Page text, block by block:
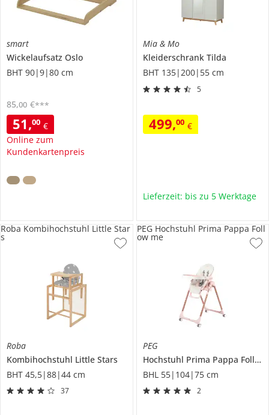
smart
Wickelaufsatz Oslo
BHT 90|9|80 cm
51,00 €
Online zum
Kundenkartenpreis
85,00 €***
Mia & Mo
Kleiderschrank Tilda
BHT 135|200|55 cm
5
499,00 €
Lieferzeit: bis zu 5 Werktage
Roba
Kombihochstuhl Little Stars
BHT 45,5|88|44 cm
37
Roba Kombihochstuhl Little Star
s
PEG
Hochstuhl Prima Pappa Follow me
BHL 55|104|75 cm
2
PEG Hochstuhl Prima Pappa Foll
ow me